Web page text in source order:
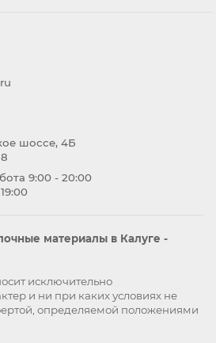
шоссе, 4Б
9:00 - 20:00
материалы в Калуге -
исключительно
и ни при каких условиях не
определяемой положениями